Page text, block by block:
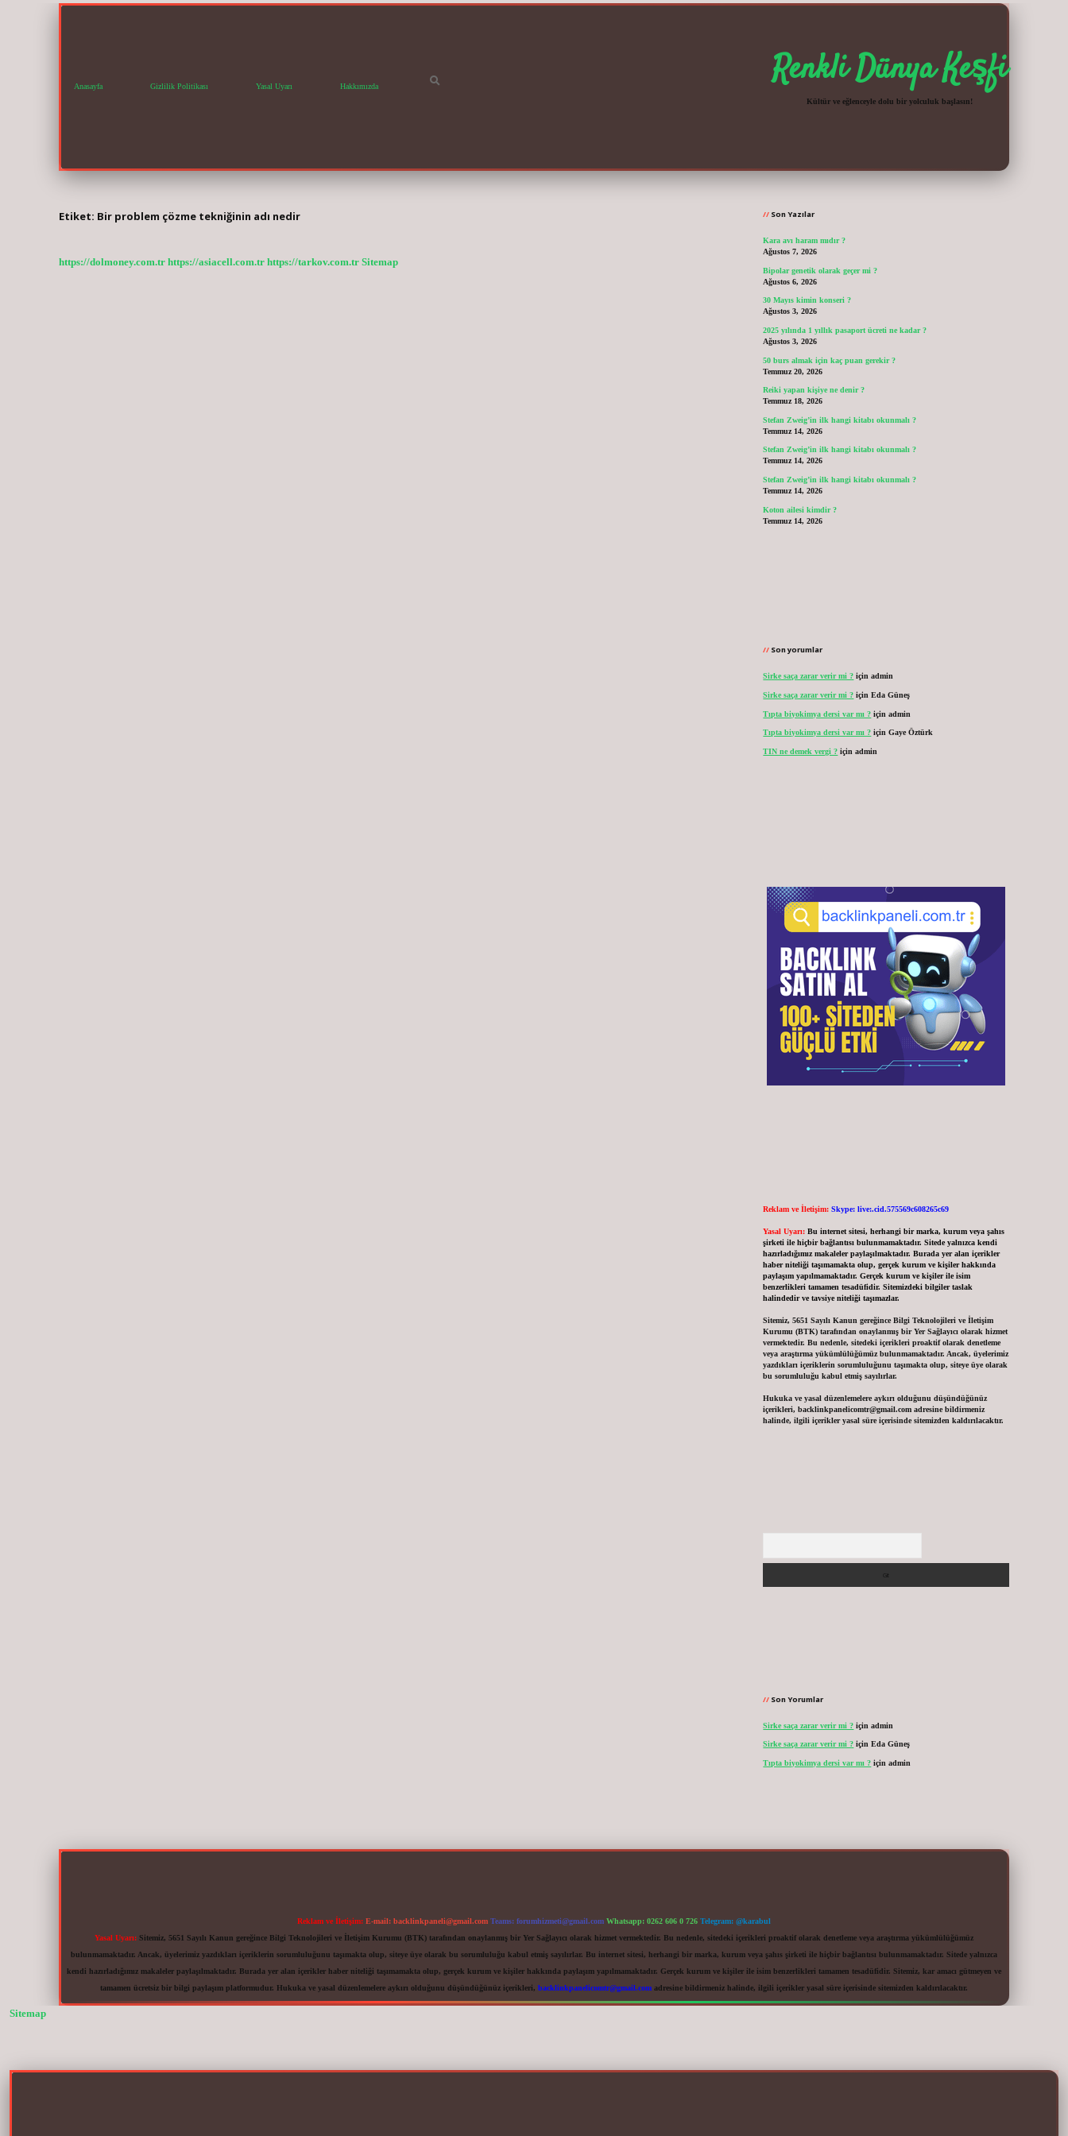
Anasayfa Gizlilik Politikası Yasal Uyarı Hakkımızda Renkli Dünya Keşfi
Kültür ve eğlenceyle dolu bir yolculuk başlasın!
Etiket: Bir problem çözme tekniğinin adı nedir
https://dolmoney.com.tr https://asiacell.com.tr https://tarkov.com.tr Sitemap
Sidebar
Son Yazılar
Kara avı haram mıdır ?
Ağustos 7, 2026
Bipolar genetik olarak geçer mi ?
Ağustos 6, 2026
30 Mayıs kimin konseri ?
Ağustos 3, 2026
2025 yılında 1 yıllık pasaport ücreti ne kadar ?
Ağustos 3, 2026
50 burs almak için kaç puan gerekir ?
Temmuz 20, 2026
Reiki yapan kişiye ne denir ?
Temmuz 18, 2026
Stefan Zweig’in ilk hangi kitabı okunmalı ?
Temmuz 14, 2026
Stefan Zweig’in ilk hangi kitabı okunmalı ?
Temmuz 14, 2026
Stefan Zweig’in ilk hangi kitabı okunmalı ?
Temmuz 14, 2026
Koton ailesi kimdir ?
Temmuz 14, 2026
Son yorumlar
Sirke saça zarar verir mi ? içinadmin
Sirke saça zarar verir mi ? içinEda Güneş
Tıpta biyokimya dersi var mı ? içinadmin
Tıpta biyokimya dersi var mı ? içinGaye Öztürk
TIN ne demek vergi ? içinadmin
Reklam ve İletişim: Skype: live:.cid.575569c608265c69
Yasal Uyarı: Bu internet sitesi, herhangi bir marka, kurum veya şahıs
şirketi ile hiçbir bağlantısı bulunmamaktadır. Sitede yalnızca kendi
hazırladığımız makaleler paylaşılmaktadır. Burada yer alan içerikler
haber niteliği taşımamakta olup, gerçek kurum ve kişiler hakkında
paylaşım yapılmamaktadır. Gerçek kurum ve kişiler ile isim
benzerlikleri tamamen tesadüfidir. Sitemizdeki bilgiler taslak
halindedir ve tavsiye niteliği taşımazlar.
Sitemiz, 5651 Sayılı Kanun gereğince Bilgi Teknolojileri ve İletişim
Kurumu (BTK) tarafından onaylanmış bir Yer Sağlayıcı olarak hizmet
vermektedir. Bu nedenle, sitedeki içerikleri proaktif olarak denetleme
veya araştırma yükümlülüğümüz bulunmamaktadır. Ancak, üyelerimiz
yazdıkları içeriklerin sorumluluğunu taşımakta olup, siteye üye olarak
bu sorumluluğu kabul etmiş sayılırlar.
Hukuka ve yasal düzenlemelere aykırı olduğunu düşündüğünüz
içerikleri,backlinkpanelicomtr@gmail.com adresine bildirmeniz
halinde, ilgili içerikler yasal süre içerisinde sitemizden kaldırılacaktır.
Son Yorumlar
Sirke saça zarar verir mi ? içinadmin
Sirke saça zarar verir mi ? içinEda Güneş
Tıpta biyokimya dersi var mı ? içinadmin
Reklam ve İletişim: E-mail: backlinkpaneli@gmail.com Teams: forumhizmeti@gmail.com Whatsapp: 0262 606 0 726 Telegram: @karabul
Yasal Uyarı: Sitemiz, 5651 Sayılı Kanun gereğince Bilgi Teknolojileri ve İletişim Kurumu (BTK) tarafından onaylanmış bir Yer Sağlayıcı olarak hizmet vermektedir. Bu nedenle, sitedeki içerikleri proaktif olarak denetleme veya araştırma yükümlülüğümüz
bulunmamaktadır. Ancak, üyelerimiz yazdıkları içeriklerin sorumluluğunu taşımakta olup, siteye üye olarak bu sorumluluğu kabul etmiş sayılırlar. Bu internet sitesi, herhangi bir marka, kurum veya şahıs şirketi ile hiçbir bağlantısı bulunmamaktadır. Sitede yalnızca
kendi hazırladığımız makaleler paylaşılmaktadır. Burada yer alan içerikler haber niteliği taşımamakta olup, gerçek kurum ve kişiler hakkında paylaşım yapılmamaktadır. Gerçek kurum ve kişiler ile isim benzerlikleri tamamen tesadüfidir. Sitemiz, kar amacı gütmeyen ve
tamamen ücretsiz bir bilgi paylaşım platformudur. Hukuka ve yasal düzenlemelere aykırı olduğunu düşündüğünüz içerikleri, backlinkpanelicomtr@gmail.com adresine bildirmeniz halinde, ilgili içerikler yasal süre içerisinde sitemizden kaldırılacaktır.
Sitemap